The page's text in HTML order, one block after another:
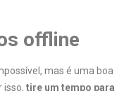
offline
mas é uma boa
isso, tire um tempo para